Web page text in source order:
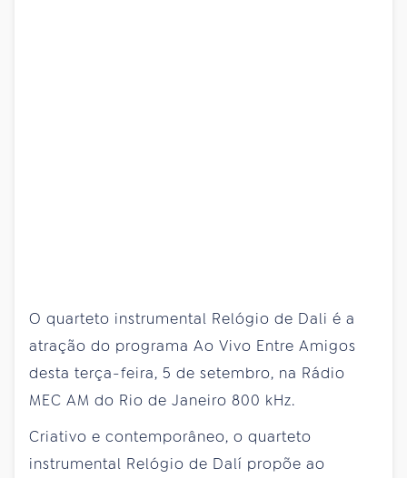
O quarteto instrumental Relógio de Dali é a
atração do programa Ao Vivo Entre Amigos
desta terça-feira, 5 de setembro, na Rádio
MEC AM do Rio de Janeiro 800 kHz.
Criativo e contemporâneo, o quarteto
instrumental Relógio de Dalí propõe ao